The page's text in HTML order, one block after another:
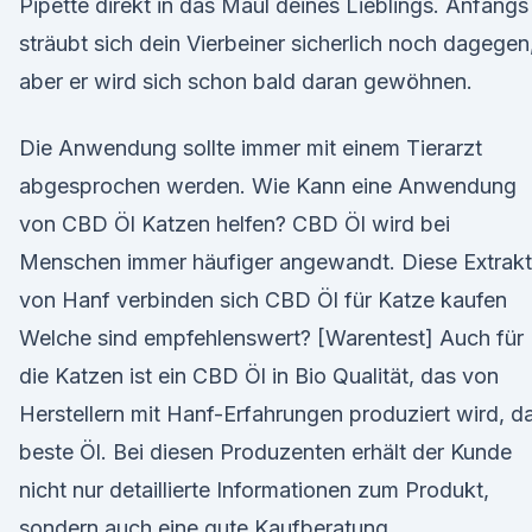
Pipette direkt in das Maul deines Lieblings. Anfangs
sträubt sich dein Vierbeiner sicherlich noch
aber er wird sich schon bald daran gewöhnen.
Die Anwendung sollte immer mit einem Tierarzt
abgesprochen werden. Wie Kann eine Anwendung
von CBD Öl Katzen helfen? CBD Öl wird bei
Menschen immer häufiger angewandt. Diese
von Hanf verbinden sich CBD Öl für Katze kaufen
Welche sind empfehlenswert? [Warentest] Auch für
die Katzen ist ein CBD Öl in Bio Qualität, das von
Herstellern mit Hanf-Erfahrungen produziert wird,
beste Öl. Bei diesen Produzenten erhält der Kunde
nicht nur detaillierte Informationen zum Produkt,